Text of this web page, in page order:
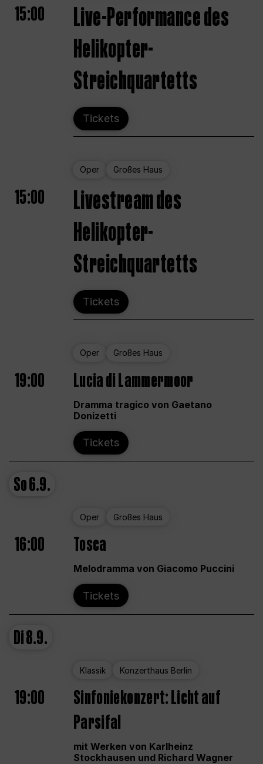
15:00
Live-Performance des
Helikopter-
Streichquartetts
Tickets
Oper Großes Haus
15:00
Livestream des
Helikopter-
Streichquartetts
Tickets
Oper Großes Haus
19:00 Lucia di Lammermoor
Dramma tragico von Gaetano
Donizetti
Tickets
So6.9.
Oper Großes Haus
16:00 Tosca
Melodramma von Giacomo Puccini
Tickets
Di8.9.
Klassik Konzerthaus Berlin
19:00
Sinfoniekonzert: Licht auf
Parsifal
mit Werken von Karlheinz
Stockhausen und Richard Wagner